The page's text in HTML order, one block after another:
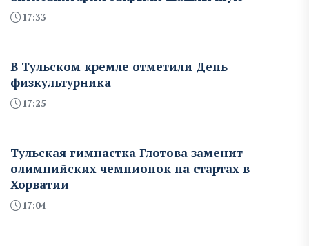
17:33
В Тульском кремле отметили День
физкультурника
17:25
Тульская гимнастка Глотова заменит
олимпийских чемпионок на стартах в
Хорватии
17:04